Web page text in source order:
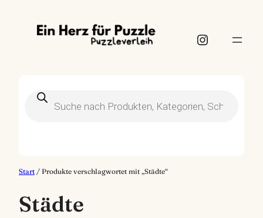
Instagram
Products
search
Start / Produkte verschlagwortet mit „Städte“
Städte